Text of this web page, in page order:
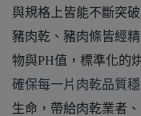
與規格上皆能不斷突破
豬肉乾、豬肉條皆經
物與PH值，標準化的
確保每一片 肉乾品質
生命，帶給肉乾業者